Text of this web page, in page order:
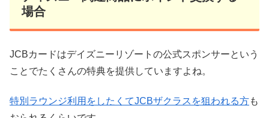
場合
JCBカードはデイズニーリゾートの公式スポンサーという
ことでたくさんの特典を提供していますよね。
特別ラウンジ利用をしたくてJCBザクラスを狙われる方も